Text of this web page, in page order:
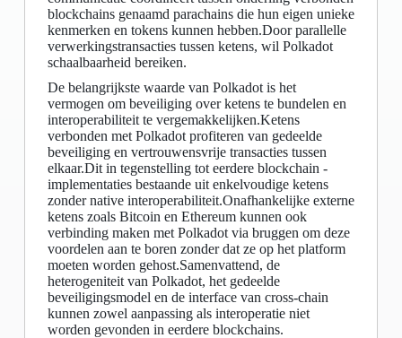
blockchains genaamd parachains die hun eigen unieke
kenmerken en tokens kunnen hebben.Door parallelle
verwerkingstransacties tussen ketens, wil Polkadot
schaalbaarheid bereiken.
De belangrijkste waarde van Polkadot is het
vermogen om beveiliging over ketens te bundelen en
interoperabiliteit te vergemakkelijken.Ketens
verbonden met Polkadot profiteren van gedeelde
beveiliging en vertrouwensvrije transacties tussen
elkaar.Dit in tegenstelling tot eerdere blockchain -
implementaties bestaande uit enkelvoudige ketens
zonder native interoperabiliteit.Onafhankelijke externe
ketens zoals Bitcoin en Ethereum kunnen ook
verbinding maken met Polkadot via bruggen om deze
voordelen aan te boren zonder dat ze op het platform
moeten worden gehost.Samenvattend, de
heterogeniteit van Polkadot, het gedeelde
beveiligingsmodel en de interface van cross-chain
kunnen zowel aanpassing als interoperatie niet
worden gevonden in eerdere blockchains.